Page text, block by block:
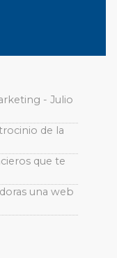
- Julio
de la
que te
una web